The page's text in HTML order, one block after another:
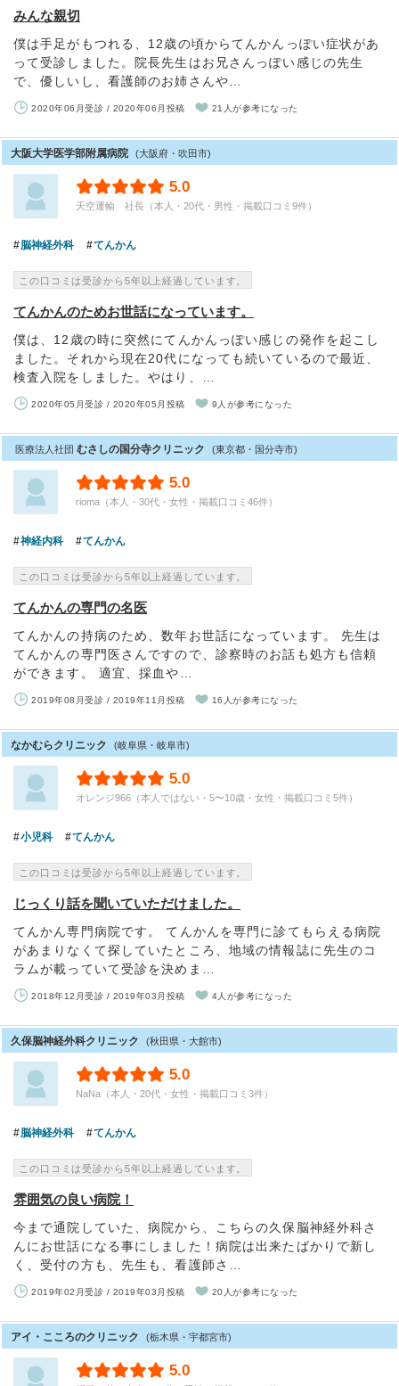
みんな親切
僕は手足がもつれる、12歳の頃からてんかんっぽい症状があ
って受診しました。院長先生はお兄さんっぽい感じの先生
で、優しいし、看護師のお姉さんや…
2020年06月受診 / 2020年06月投稿 21人が参考になった
大阪大学医学部附属病院 (大阪府・吹田市)
5.0
天空運輸 社長（本人・20代・男性・掲載口コミ9件）
脳神経外科 てんかん
この口コミは受診から5年以上経過しています。
てんかんのためお世話になっています。
僕は、12歳の時に突然にてんかんっぽい感じの発作を起こし
ました。それから現在20代になっても続いているので最近、
検査入院をしました。やはり、…
2020年05月受診 / 2020年05月投稿 9人が参考になった
医療法人社団 むさしの国分寺クリニック (東京都・国分寺市)
5.0
rioma（本人・30代・女性・掲載口コミ46件）
神経内科 てんかん
この口コミは受診から5年以上経過しています。
てんかんの専門の名医
てんかんの持病のため、数年お世話になっています。 先生は
てんかんの専門医さんですので、診察時のお話も処方も信頼
ができます。 適宜、採血や…
2019年08月受診 / 2019年11月投稿 16人が参考になった
なかむらクリニック (岐阜県・岐阜市)
5.0
オレンジ966（本人ではない・5〜10歳・女性・掲載口コミ5件）
小児科 てんかん
この口コミは受診から5年以上経過しています。
じっくり話を聞いていただけました。
てんかん専門病院です。 てんかんを専門に診てもらえる病院
があまりなくて探していたところ、地域の情報誌に先生のコ
ラムが載っていて受診を決めま…
2018年12月受診 / 2019年03月投稿 4人が参考になった
久保脳神経外科クリニック (秋田県・大館市)
5.0
NaNa（本人・20代・女性・掲載口コミ3件）
脳神経外科 てんかん
この口コミは受診から5年以上経過しています。
雰囲気の良い病院！
今まで通院していた、病院から、こちらの久保脳神経外科さ
んにお世話になる事にしました！病院は出来たばかりで新し
く、受付の方も、先生も、看護師さ…
2019年02月受診 / 2019年03月投稿 20人が参考になった
アイ・こころのクリニック (栃木県・宇都宮市)
5.0